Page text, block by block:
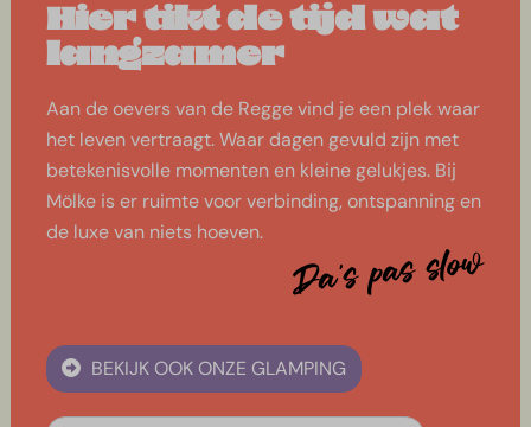
Hier tikt de tijd wat
langzamer
Aan de oevers van de Regge vind je een plek waar
het leven vertraagt. Waar dagen gevuld zijn met
betekenisvolle momenten en kleine gelukjes. Bij
Mölke is er ruimte voor verbinding, ontspanning en
de luxe van niets hoeven.
Da's pas slow
BEKIJK OOK ONZE GLAMPING